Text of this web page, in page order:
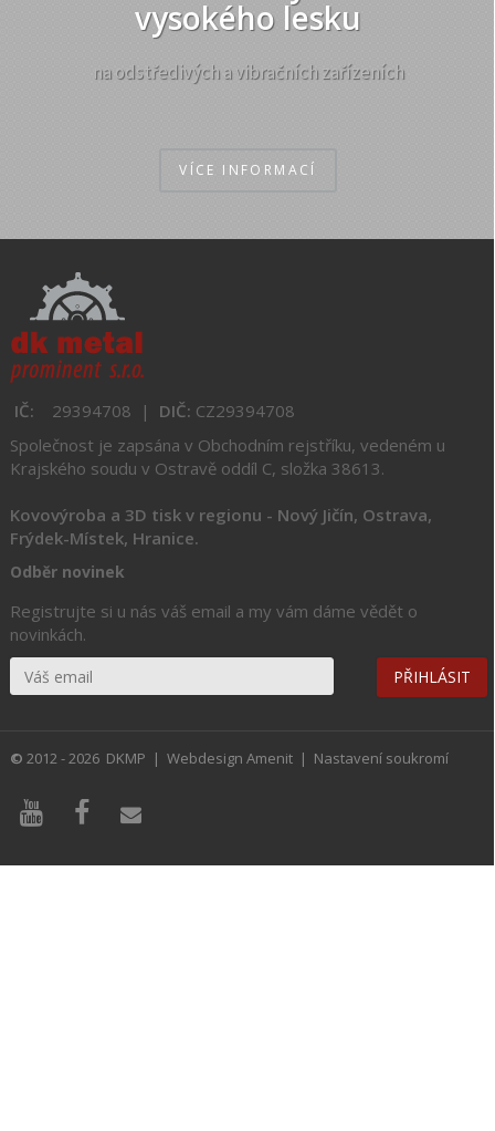
vysokého lesku
na odstředivých a vibračních zařízeních
VÍCE INFORMACÍ
IČ: 29394708 | DIČ: CZ29394708
Společnost je zapsána v Obchodním rejstříku, vedeném u
Krajského soudu v Ostravě oddíl C, složka 38613.
Kovovýroba a 3D tisk v regionu - Nový Jičín, Ostrava,
Frýdek-Místek, Hranice.
Odběr novinek
Registrujte si u nás váš email a my vám dáme vědět o
novinkách.
© 2012 - 2026 DKMP | Webdesign Amenit | Nastavení soukromí